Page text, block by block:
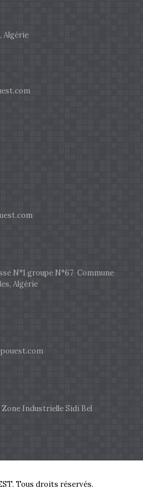
N°1 groupe N°67 Commune
Algérie
Industrielle Sidi Bel
Tous droits réservés.